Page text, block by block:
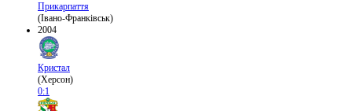
Прикарпаття
(Івано-Франківськ)
2004
Кристал
(Херсон)
0:1